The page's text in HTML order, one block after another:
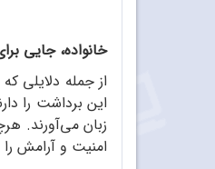
خانواده، جایی
از جمله دلایلی
این برداشت را
زبان می‌آورند.
امنیت و آرامش را